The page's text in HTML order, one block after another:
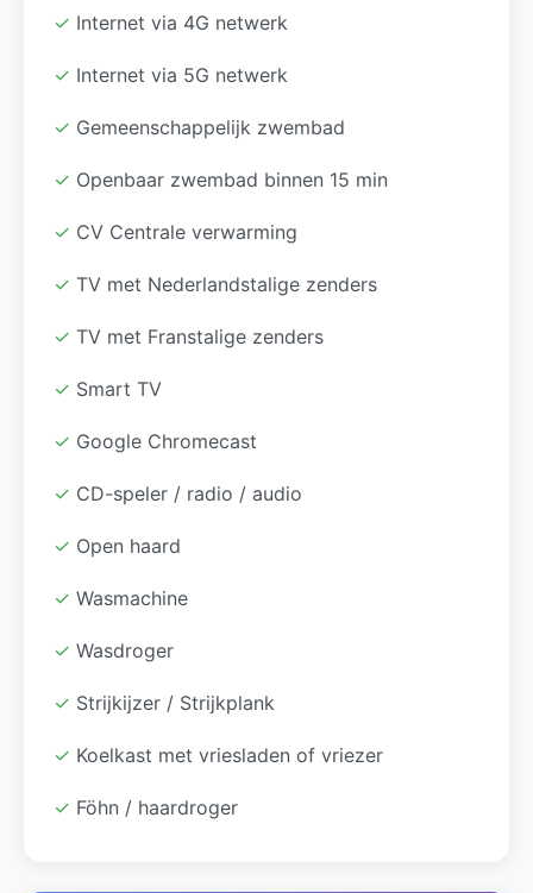
✓ Internet via 4G netwerk
✓ Internet via 5G netwerk
✓ Gemeenschappelijk zwembad
✓ Openbaar zwembad binnen 15 min
✓ CV Centrale verwarming
✓ TV met Nederlandstalige zenders
✓ TV met Franstalige zenders
✓ Smart TV
✓ Google Chromecast
✓ CD-speler / radio / audio
✓ Open haard
✓ Wasmachine
✓ Wasdroger
✓ Strijkijzer / Strijkplank
✓ Koelkast met vriesladen of vriezer
✓ Föhn / haardroger